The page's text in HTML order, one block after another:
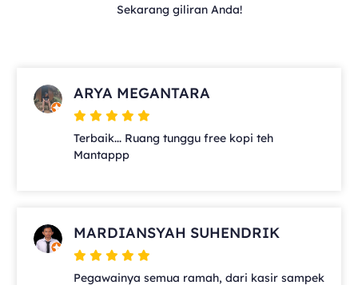
Sekarang giliran Anda!
ARYA MEGANTARA
Terbaik... Ruang tunggu free kopi teh
Mantappp
MARDIANSYAH SUHENDRIK
Pegawainya semua ramah, dari kasir sampek